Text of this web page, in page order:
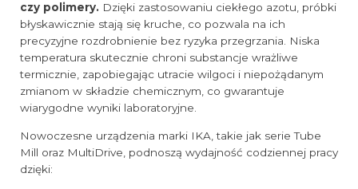
czy polimery. Dzięki zastosowaniu ciekłego azotu, próbki
błyskawicznie stają się kruche, co pozwala na ich
precyzyjne rozdrobnienie bez ryzyka przegrzania. Niska
temperatura skutecznie chroni substancje wrażliwe
termicznie, zapobiegając utracie wilgoci i niepożądanym
zmianom w składzie chemicznym, co gwarantuje
wiarygodne wyniki laboratoryjne.
Nowoczesne urządzenia marki IKA, takie jak serie Tube
Mill oraz MultiDrive, podnoszą wydajność codziennej pracy
dzięki: